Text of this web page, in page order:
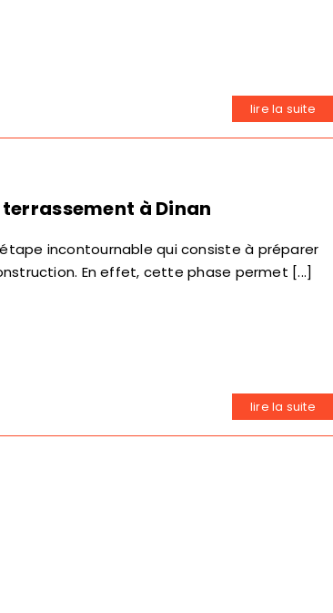
lire la suite
à Dinan
incontournable qui consiste à préparer
En effet, cette phase permet [...]
lire la suite